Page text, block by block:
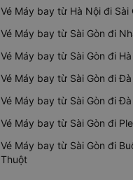
Vé Máy bay từ Hà Nội đi Sài
Vé Máy bay từ Sài Gòn đi
Vé Máy bay từ Sài Gòn đi
Vé Máy bay từ Sài Gòn đi
Vé Máy bay từ Sài Gòn đi
Vé Máy bay từ Sài Gòn đi
Vé Máy bay từ Sài Gòn đi
Thuột